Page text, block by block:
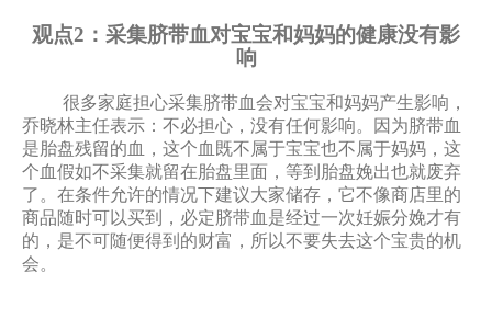
观点2：采集脐带血对宝宝和妈妈的健康没有影
响
很多家庭担心采集脐带血会对宝宝和妈妈产生影响，
乔晓林主任表示：不必担心，没有任何影响。因为脐带血
是胎盘残留的血，这个血既不属于宝宝也不属于妈妈，这
个血假如不采集就留在胎盘里面，等到胎盘娩出也就废弃
了。在条件允许的情况下建议大家储存，它不像商店里的
商品随时可以买到，必定脐带血是经过一次妊娠分娩才有
的，是不可随便得到的财富，所以不要失去这个宝贵的机
会。